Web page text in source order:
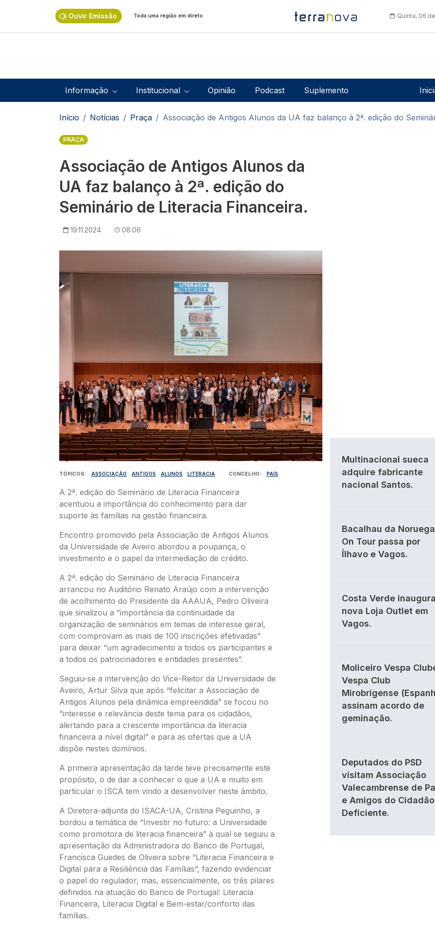
Ouvir Emissão Toda uma região em direto Quinta, 06
Navegação principal
Informação Institucional Opinião Podcast Suplemento
Navegação estrutural
Início Notícias Praça Associação de Antigos Alunos da UA faz balanço à 2ª. edição do
PRAÇA
Associação de Antigos Alunos da
UA faz balanço à 2ª. edição do
Seminário de Literacia Financeira.
19.11.2024 08:06
TÓPICOS ASSOCIAÇÃO ANTIGOS ALUNOS LITERACIA CONCELHO PAÍS
A 2ª. edição do Seminário de Literacia Financeira
acentuou a importância do conhecimento para dar
suporte às famílias na gestão financeira.
Encontro promovido pela Associação de Antigos Alunos
da Universidade de Aveiro abordou a poupança, o
investimento e o papel da intermediação de crédito.
A 2ª. edição do Seminário de Literacia Financeira
arrancou no Auditório Renato Araújo com a intervenção
de acolhimento do Presidente da AAAUA, Pedro Oliveira
que sinalizou a “importância da continuidade da
organização de seminários em temas de interesse geral,
com comprovam as mais de 100 inscrições efetivadas”
para deixar “um agradecimento a todos os participantes e
a todos os patrocinadores e entidades presentes”.
Seguiu-se a intervenção do Vice-Reitor da Universidade de
Aveiro, Artur Silva que após “felicitar a Associação de
Antigos Alunos pela dinâmica empreendida” se focou no
“interesse e relevância deste tema para os cidadãos,
alertando para a crescente importância da literacia
financeira a nível digital” e para as ofertas que a UA
dispõe nestes domínios.
A primeira apresentação da tarde teve precisamente este
propósito, o de dar a conhecer o que a UA e muito em
particular o ISCA tem vindo a desenvolver neste âmbito.
A Diretora-adjunta do ISACA-UA, Cristina Peguinho, a
bordou a temática de “Investir no futuro: a Universidade
como promotora de literacia financeira” à qual se seguiu a
apresentação da Administradora do Banco de Portugal,
Francisca Guedes de Oliveira sobre “Literacia Financeira e
Digital para a Resiliência das Famílias”, fazendo evidenciar
o papel do regulador, mas, essencialmente, os três pilares
definidos na atuação do Banco de Portugal: Literacia
Financeira, Literacia Digital e Bem-estar/conforto das
famílias.
Multinacional sueca
adquire fabricante
nacional Santos.
Bacalhau da Noruega
On Tour passa por
Ílhavo e Vagos.
Costa Verde inaugura
nova Loja Outlet em
Vagos.
Moliceiro Vespa
Vespa Club
Mirobrigense
assinam acordo de
geminação.
Deputados do PSD
visitam Associação
Valecambrense de
e Amigos do Cidadão
Deficiente.